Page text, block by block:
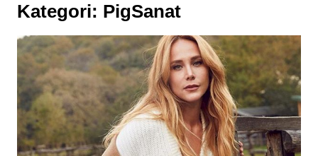
Kategori: PigSanat